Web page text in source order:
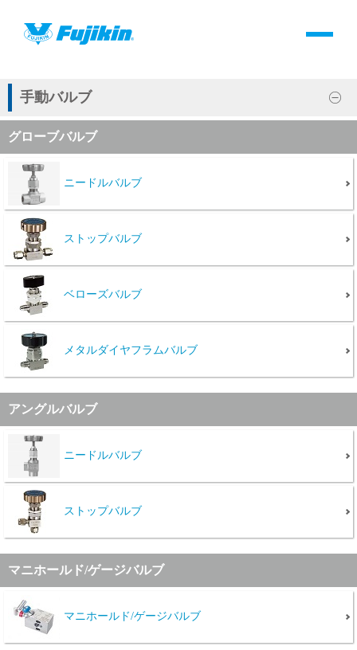
製品情報
バルブ・継手・システムを探す
ダウンロード
製品カタログダウンロード
サポート
よくあるご質問(FAQ)・用語集
Cv値・流量計算ツール
製品動画一覧
バルブと継手のきほん
説明会・講習会
ログイン
会社情報
手動バルブ
グローブバルブ
ニードルバルブ
ストップバルブ
ベローズバルブ
メタルダイヤフラムバルブ
アングルバルブ
ニードルバルブ
ストップバルブ
マニホールド/ゲージバルブ
マニホールド/ゲージバルブ